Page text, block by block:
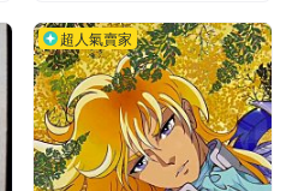
超人氣賣家